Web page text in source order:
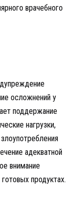
врачебного
осложнений у
поддержание
нагрузки,
адекватной
внимание
продуктах.